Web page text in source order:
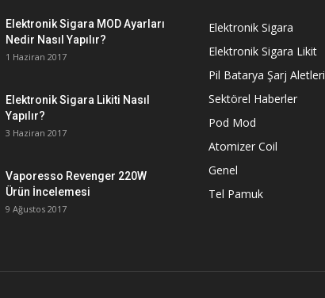
Elektronik Sigara MOD Ayarları
Nedir Nasıl Yapılır?
1 Haziran 2017
Elektronik Sigara Likiti Nasıl
Yapılır?
3 Haziran 2017
Vaporesso Revenger 220W
Ürün İncelemesi
9 Ağustos 2017
Elektronik Sigara
Elektronik Sigara Likit
Pil Batarya Şarj Aletleri
Sektörel Haberler
Pod Mod
Atomizer Coil
Genel
Tel Pamuk